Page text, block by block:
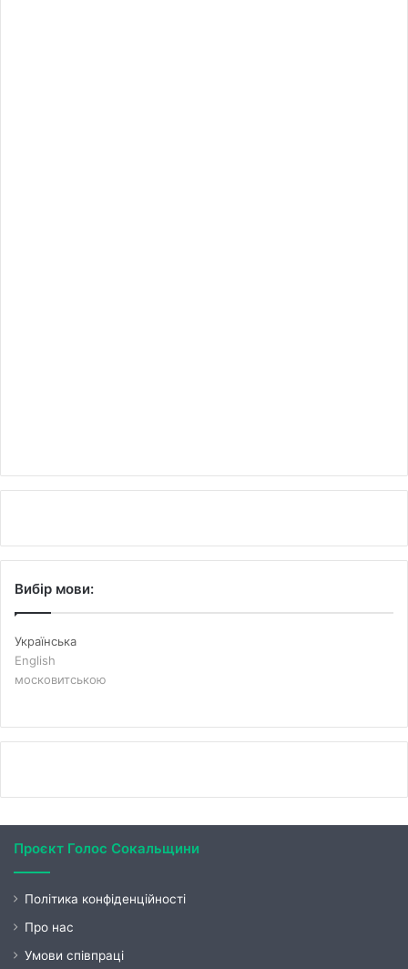
Вибір мови:
Українська
English
московитською
Проєкт Голос Сокальщини
Політика конфіденційності
Про нас
Умови співпраці